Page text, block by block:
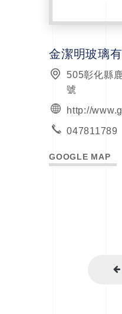
金潔明玻璃
505彰化縣
號
http://
047811789
GOOGLE MAP